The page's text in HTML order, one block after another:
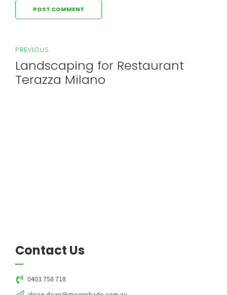
POST COMMENT
PREVIOUS
Landscaping for Restaurant
Terazza Milano
Contact Us
0403 758 718